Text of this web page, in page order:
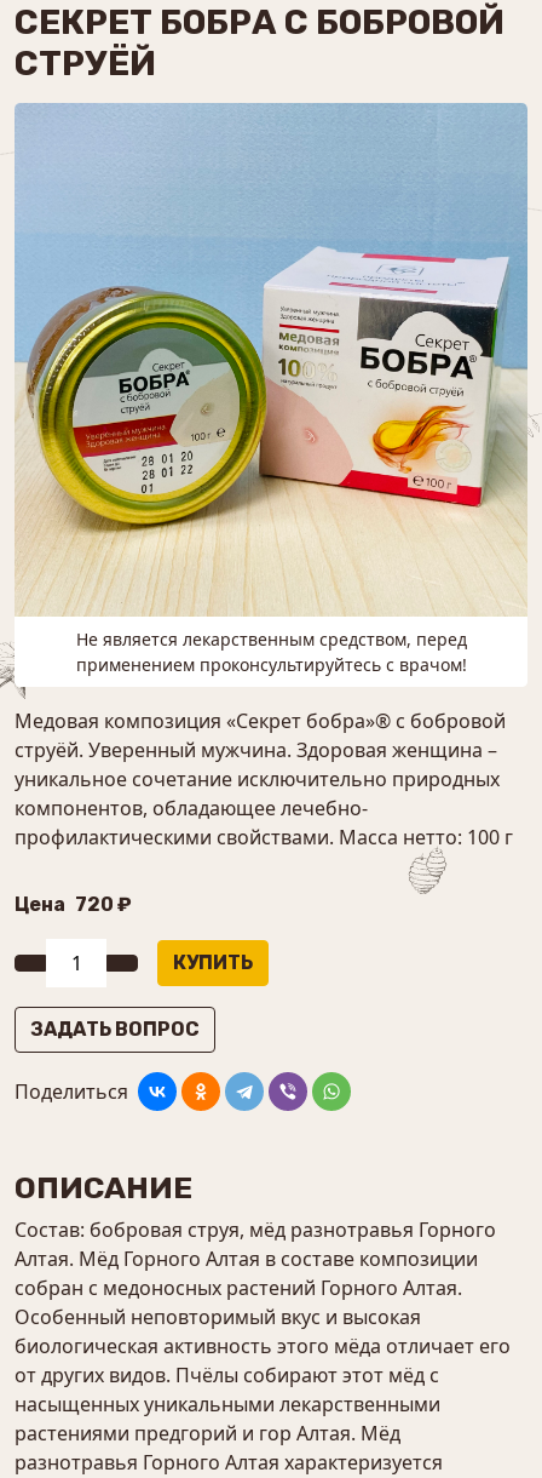
СЕКРЕТ БОБРА С БОБРОВОЙ
СТРУЁЙ
Не является лекарственным средством, перед
применением проконсультируйтесь с врачом!
Медовая композиция «Секрет бобра»® с бобровой
струёй. Уверенный мужчина. Здоровая женщина –
уникальное сочетание исключительно природных
компонентов, обладающее лечебно-
профилактическими свойствами. Масса нетто: 100 г
Цена 720 ₽
ЗАДАТЬ ВОПРОС
Поделиться
ОПИСАНИЕ
Состав: бобровая струя, мёд разнотравья Горного
Алтая. Мёд Горного Алтая в составе композиции
собран с медоносных растений Горного Алтая.
Особенный неповторимый вкус и высокая
биологическая активность этого мёда отличает его
от других видов. Пчёлы собирают этот мёд с
насыщенных уникальными лекарственными
растениями предгорий и гор Алтая. Мёд
разнотравья Горного Алтая характеризуется